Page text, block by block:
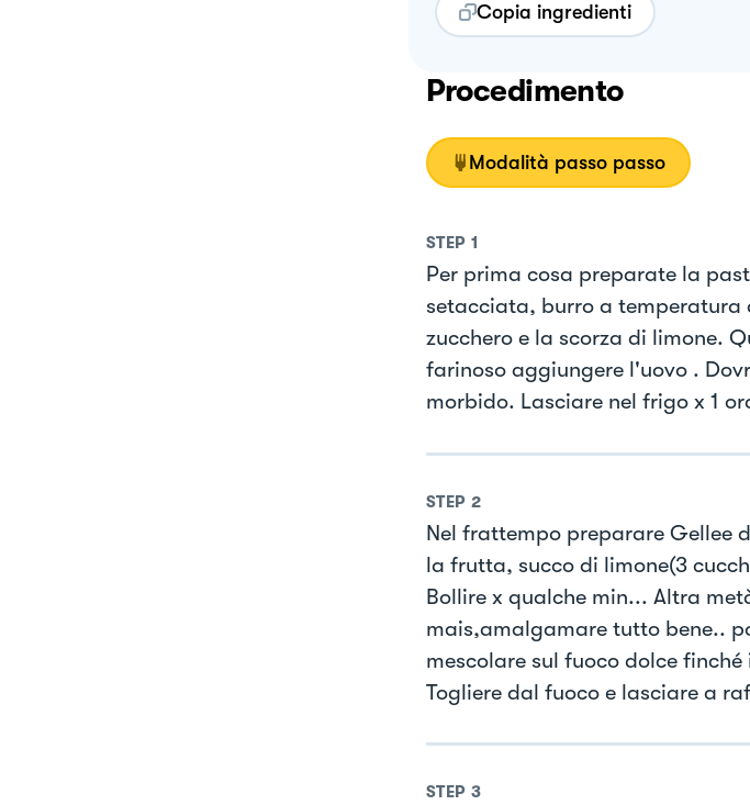
Copia ingredienti
Procedimento
Modalità passo passo
STEP 1
Per prima cosa preparate la
setacciata, burro a
zucchero e la scorza di limone.
farinoso aggiungere l'uovo .
morbido. Lasciare nel frigo x 1
STEP 2
Nel frattempo preparare Gellee
la frutta, succo di limone(3
Bollire x qualche min... Altra
mais,amalgamare tutto bene..
mescolare sul fuoco dolce
Togliere dal fuoco e lasciare a
STEP 3